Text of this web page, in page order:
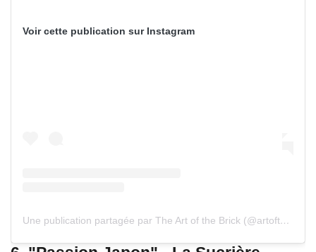
Voir cette publication sur Instagram
Une publication partagée par The Art of the Brick (@artofthebrickexpo)